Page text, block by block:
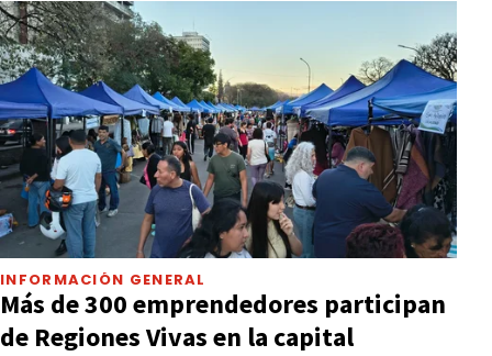
INFORMACIÓN GENERAL
Más de 300 emprendedores participan
de Regiones Vivas en la capital